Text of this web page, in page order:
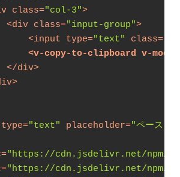
class="col-3">
<div class="input-group">
<input type="text" class=
<v-copy-to-clipboard v-model
</div>
>
type="text" placeholder="ペースト
="https://cdn.jsdelivr.net/npm/
="https://cdn.jsdelivr.net/npm/